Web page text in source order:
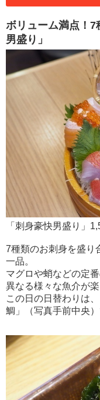
ボリューム満点！7
男盛り」
「刺身豪快男盛り」
7種類のお刺身を盛り
一品。
マグロや蛸などの定
異なる様々な魚介が楽
この日の日替わりは
鯛」（写真手前中央）